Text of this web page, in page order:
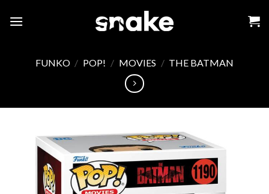
FUNKO / POP! / MOVIES / THE BATMAN